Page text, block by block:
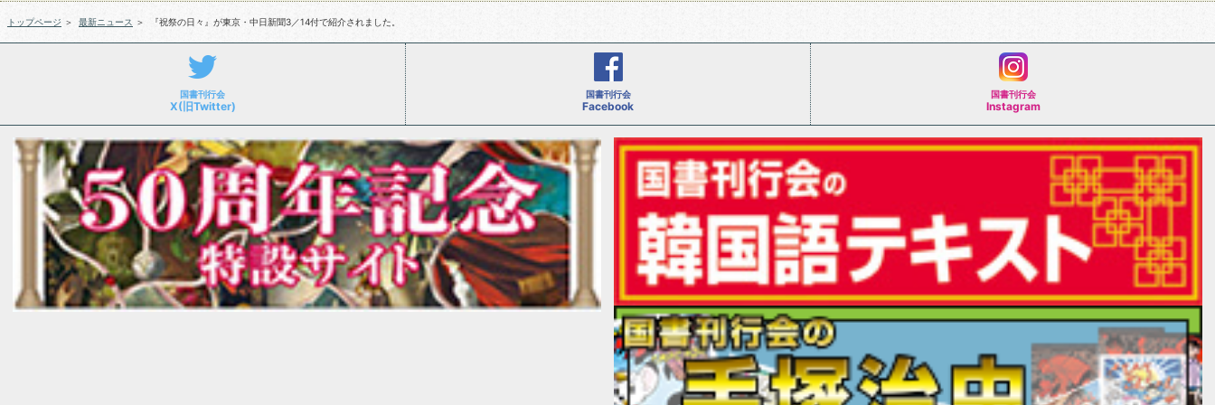
トップページ ＞ 最新ニュース ＞ 『祝祭の日々』が東京・中日新聞3／14付で紹介されました。
国書刊行会
X(旧Twitter)
国書刊行会
Facebook
国書刊行会
Instagram